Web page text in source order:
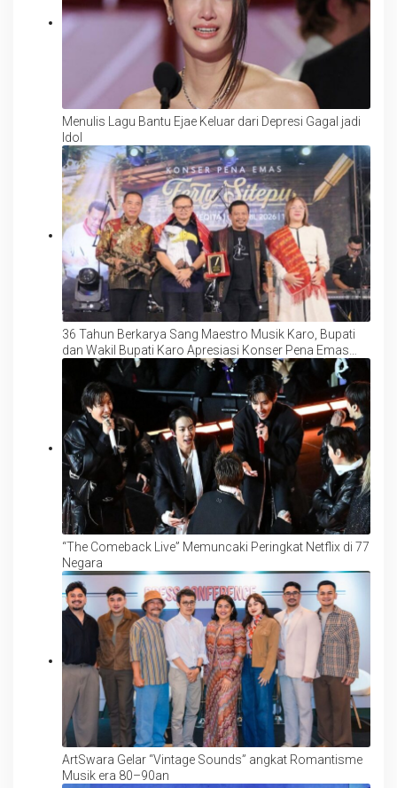
Menulis Lagu Bantu Ejae Keluar dari Depresi Gagal jadi
Idol
36 Tahun Berkarya Sang Maestro Musik Karo, Bupati
dan Wakil Bupati Karo Apresiasi Konser Pena Emas
Ferly Sitepu
“The Comeback Live” Memuncaki Peringkat Netflix di 77
Negara
ArtSwara Gelar “Vintage Sounds” angkat Romantisme
Musik era 80–90an